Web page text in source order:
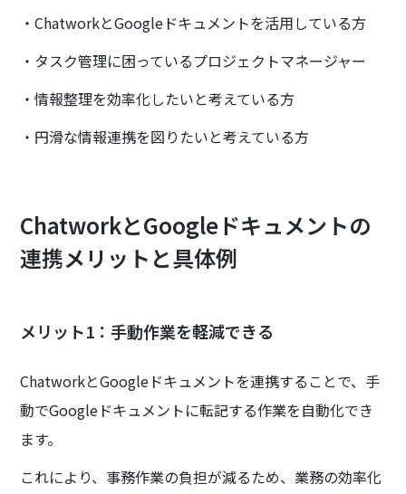
・ChatworkとGoogleドキュメントを活用している方
・タスク管理に困っているプロジェクトマネージャー
・情報整理を効率化したいと考えている方
・円滑な情報連携を図りたいと考えている方
ChatworkとGoogleドキュメントの
連携メリットと具体例
メリット1：手動作業を軽減できる
ChatworkとGoogleドキュメントを連携することで、手
動でGoogleドキュメントに転記する作業を自動化でき
ます。
これにより、事務作業の負担が減るため、業務の効率化